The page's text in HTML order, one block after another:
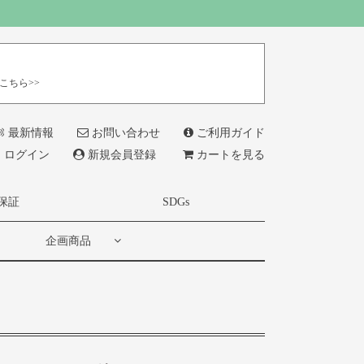
ちら>>
最新情報 お問い合わせ
ご利用ガイド
ログイン
新規会員登録 カートを見る
証 SDGs
企画商品